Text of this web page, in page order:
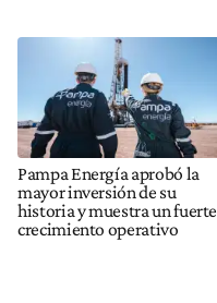
Pampa Energía aprobó la
mayor inversión de su
historia y muestra un fuerte
crecimiento operativo